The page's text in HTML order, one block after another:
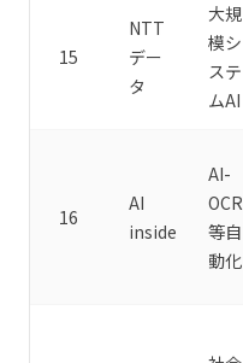
15
NTT
デー
タ
大規
模シ
ステ
ムAI
16
AI
inside
AI-
OCR
等自
動化